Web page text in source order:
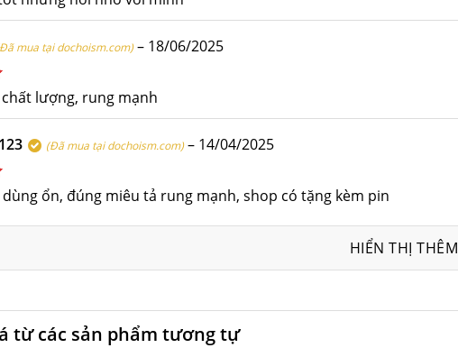
mua tại dochoism.com) – 18/06/2025
lượng, rung mạnh
(Đã mua tại dochoism.com) – 14/04/2025
ổn, đúng miêu tả rung mạnh, shop có tặng kèm pin
HIỂN THỊ THÊM
từ các sản phẩm tương tự